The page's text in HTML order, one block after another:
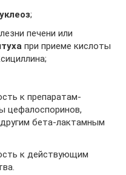
;
печени или
при приеме кислоты
к препаратам-
цефалоспоринов,
бета-лактамным
к действующим